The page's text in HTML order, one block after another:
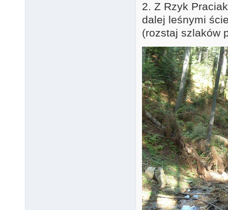
2. Z Rzyk
dalej leśnymi
(rozstaj szlaków